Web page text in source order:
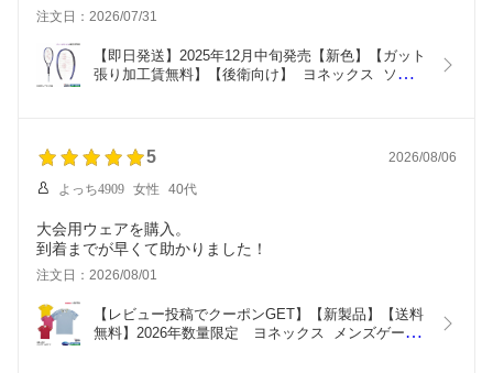
注文日：2026/07/31
【即日発送】2025年12月中旬発売【新色】【ガット
張り加工賃無料】【後衛向け】  ヨネックス  ソフト
5 2026/08/06
よっち4909 女性 40代
大会用ウェアを購入。
到着までが早くて助かりました！
注文日：2026/08/01
【レビュー投稿でクーポンGET】【新製品】【送料
無料】2026年数量限定　ヨネックス  メンズゲーム